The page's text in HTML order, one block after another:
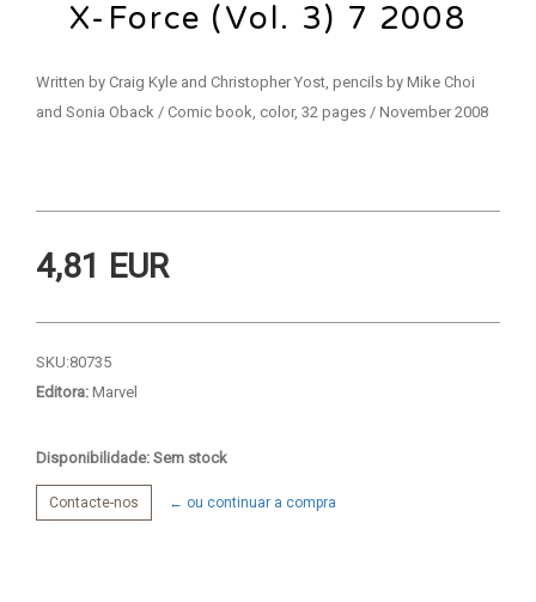
X-Force (Vol. 3) 7 2008
Written by Craig Kyle and Christopher Yost, pencils by Mike Choi
and Sonia Oback / Comic book, color, 32 pages / November 2008
4,81 EUR
SKU:80735
Editora: Marvel
Disponibilidade: Sem stock
Contacte-nos ← ou continuar a compra